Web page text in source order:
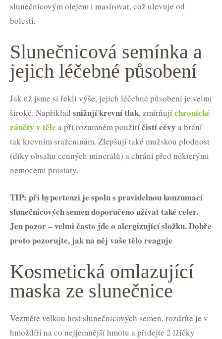
slunečnicovým olejem i masírovat, což ulevuje od
bolesti.
Slunečnicová semínka a
jejich léčebné působení
Jak už jsme si řekli výše, jejich léčebné působení je velmi
široké. Například snižují krevní tlak, zmírňujíchronické
záněty v těle a při rozumném použitíčistí cévy a brání
tak krevním sraženinám. Zlepšují také mužskou plodnost
(díky obsahu cenných minerálů) a chrání před některými
nemocemi prostaty.
TIP: při hypertenzi je spolu s pravidelnou konzumací
slunečnicových semen doporučeno užívat také celer.
Jen pozor – velmi často jde o alergizující složku. Dobře
proto pozorujte, jak na něj vaše tělo reaguje
Kosmetická omlazující
maska ze slunečnice
Vezměte velkou hrst slunečnicových semen, rozdrťte je v
hmoždíři na co nejjemnější hmotu a přidejte 2 lžičky